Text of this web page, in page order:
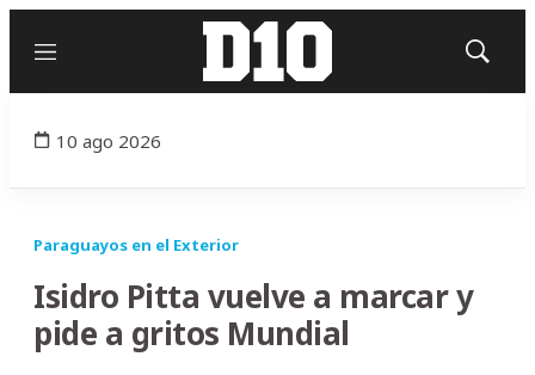
Menú
Mostrar
10 ago 2026
Paraguayos en el Exterior
Isidro Pitta vuelve a marcar y
pide a gritos Mundial